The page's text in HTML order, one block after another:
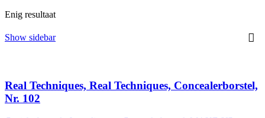
Enig resultaat
Show sidebar
Real Techniques, Real Techniques, Concealerborstel,
Nr. 102